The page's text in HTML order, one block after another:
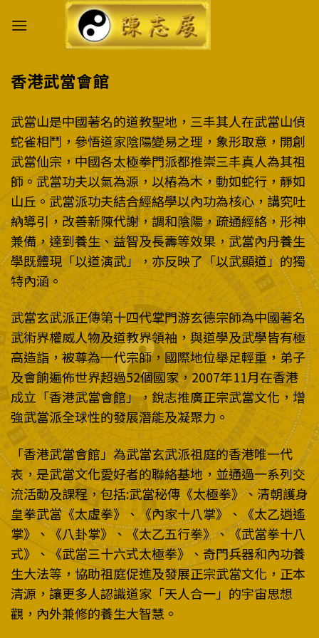
香港武當會館
武當山是中國著名的道教聖地，三丰其人在武當山偵
蛇雀相鬥，參悟道家陰陽變易之理，象形取意，開創
武當仙宗，中國各太極拳門派都推崇三丰真人為其祖
師。武當功夫以氣為源，以樁為木，動如蛇行，靜如
山丘。武當派功夫結合經絡學以內功為核心，講究吐
納導引，改善新陳代謝，調和陰陽，疏通經絡，形神
兼備，達到養生、益智及長壽等效果，武當內丹養生
學既體現「以道演武」，亦反映了「以武顯道」的獨
特內涵。
武當玄武派正傳第十四代掌門游玄德宗師為中國著名
武術界權威人物及道教界領袖，與道學及武學皆有極
高造詣，被尊為一代宗師，國際地位舉足輕重，弟子
及會餉遍佈世界超過52個國家，2007年11月在香港
成立「香港武當會館」，銳志推廣正宗武當文化，增
強武當派全球性的發展潛能及凝聚力。
「香港武當會館」為武當玄武派祖庭的香港唯一代
表，是武當文化愛好者的聯絡基地，並通過一系列交
流活動及課程，包括:武當秘傳《太極拳》、清朝護身
皇拳武當《太虛拳》、《內家十八掌》、《太乙逍遙
掌》、《八卦掌》、《太乙五行拳》、《武當拳十八
式》、《武當三十六式太極拳》、奇門兵器和內功養
生大法等，協助祖庭促進及發展正宗武當文化，正本
清源，讓更多人認識道家「天人合一」的宇宙思想
觀，內外兼修的養生大智慧。